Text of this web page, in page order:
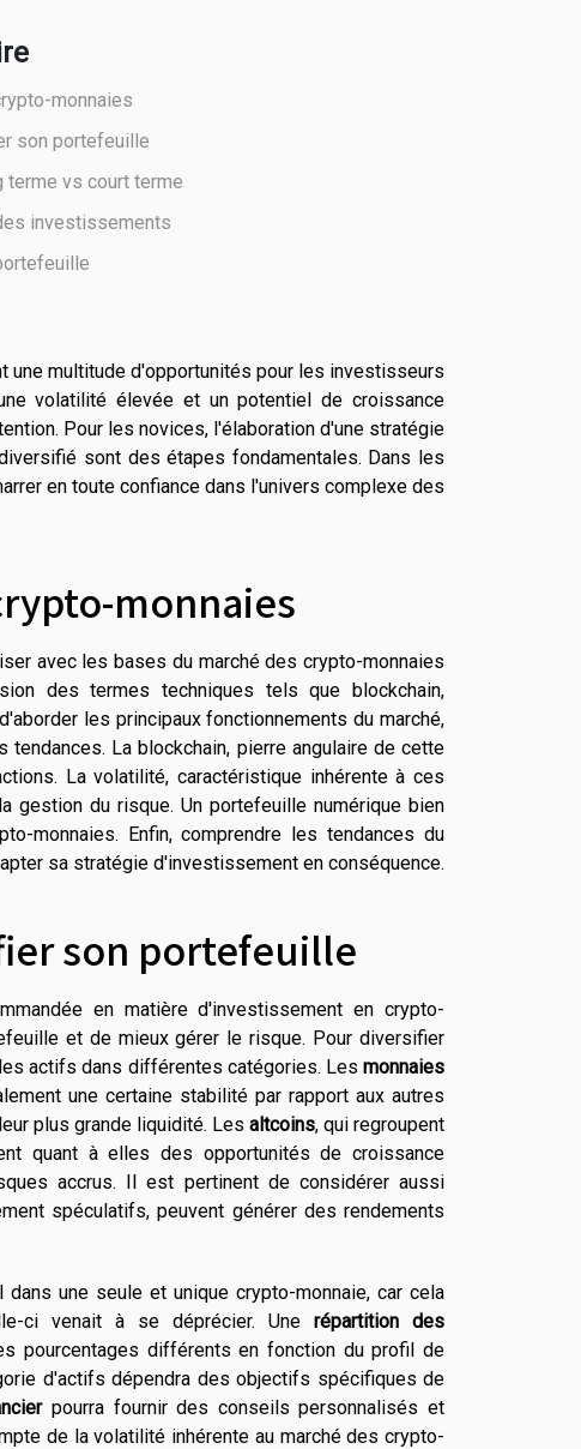
monnaies
son portefeuille
vs court terme
investissements
une multitude d'opportunités pour les investisseurs
volatilité élevée et un potentiel de croissance
Pour les novices, l'élaboration d'une stratégie
sont des étapes fondamentales. Dans les
en toute confiance dans l'univers complexe des
monnaies
avec les bases du marché des crypto-monnaies
des termes techniques tels que blockchain,
les principaux fonctionnements du marché,
La blockchain, pierre angulaire de cette
La volatilité, caractéristique inhérente à ces
gestion du risque. Un portefeuille numérique bien
monnaies. Enfin, comprendre les tendances du
sa stratégie d'investissement en conséquence.
son portefeuille
en matière d'investissement en crypto-
et de mieux gérer le risque. Pour diversifier
actifs dans différentes catégories. Les monnaies
une certaine stabilité par rapport aux autres
plus grande liquidité. Les altcoins, qui regroupent
quant à elles des opportunités de croissance
accrus. Il est pertinent de considérer aussi
spéculatifs, peuvent générer des rendements
une seule et unique crypto-monnaie, car cela
ci venait à se déprécier. Une répartition des
pourcentages différents en fonction du profil de
d'actifs dépendra des objectifs spécifiques de
pourra fournir des conseils personnalisés et
de la volatilité inhérente au marché des crypto-